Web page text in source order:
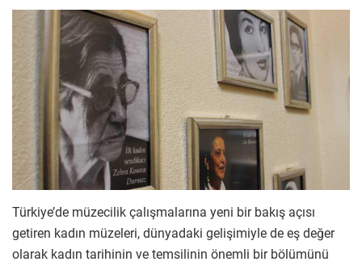
Türkiye’de müzecilik çalışmalarına yeni bir bakış açısı
getiren kadın müzeleri, dünyadaki gelişimiyle de eş değer
olarak kadın tarihinin ve temsilinin önemli bir bölümünü